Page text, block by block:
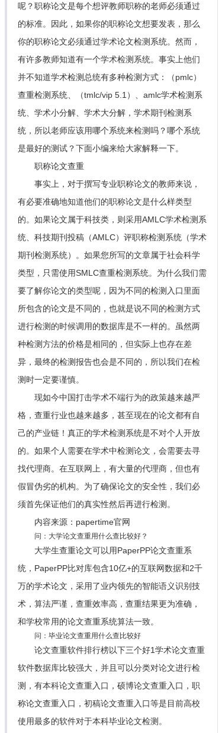
呢？职称论文是每个想评教师职称的老师必须通过
的标准。因此，如果你的职称论文想要发表，那么
你的职称论文必须通过学术论文检测系统。然而，
有许多教师知道有一个学术检测系统。事实上他们
并不知道学术检测总统有多种检测方式：（pmlc）
查重检测系统、（tmlc/vip 5.1）、amlc学术检测系
统、学术小分解、学术大分解，学术期刊检测系
统，所以老师应该用哪个系统来检测吗？哪个系统
是最好的测试？下面小编来给大家解释一下。
职称论文查重
事实上，对于撰写专业职称论文的教师来说，
有必要准确地知道他们的职称论文是什么样类型
的。如果论文属于科技类，则采用AMLC学术检测系
统、科技期刊投稿（AMLC）评职称检测系统（学术
期刊检测系统）。如果您所写的文章属于社会科学
类型，只需使用SMLC查重检测系统。为什么我们需
要了解你论文的类型呢，因为不同的检测入口里面
所包含的论文是不同的，也就是说不同的检测方式
进行检测的时候调用的数据库是不一样的。虽然两
种检测方法的价格是相同的，但实际上也存在差
异，最终的检测报告也会是不同的，所以我们在检
测时一定要谨慎。
现如今中国打击学术不端行为的政策越来越严
格，查重行业也越来越多，甚至现在的论文都有自
己的产业链！真正的学术检测系统是不对个人开放
的。如果个人需要在学术中检测论文，会需要去寻
找代理商。在互联网上，有大量的代理商，但也有
假冒伪劣的机构。为了确保论文的安全性，我们必
须首先保证他们的真实性然后再进行检测。
内容来源：papertime官网
问：大学论文查重用什么查比较好？
大学生查重论文可以用PaperPP论文查重系
统，PaperPP比对库包含10亿+的互联网数据和2千
万的学术论文，采用了业内领先的智能语义识别技
术，算法严谨，查重效率高，查重结果更为准确，
和学校常用的论文查重系统算法一致。
问：毕业论文查重用什么查比较好
论文查重软件排行榜以下三个好1学术论文查重
软件数据库比较强大，并且可以分类对论文进行检
测，有本科论文查重入口，硕博论文查重入口，职
称论文查重入口，初稿论文查重入口等是目前高校
使用最多的软件对于本科毕业论文检测。